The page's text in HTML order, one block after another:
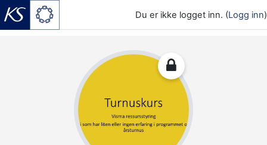
Du er ikke logget inn. (Logg inn)